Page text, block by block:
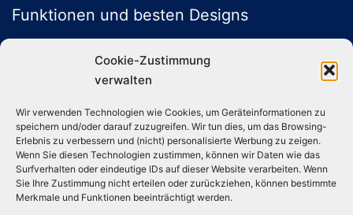
Cookie-Zustimmung
verwalten
Wir verwenden Technologien wie Cookies, um Geräteinformationen zu
speichern und/oder darauf zuzugreifen. Wir tun dies, um das Browsing-
Erlebnis zu verbessern und (nicht) personalisierte Werbung zu zeigen.
Wenn Sie diesen Technologien zustimmen, können wir Daten wie das
Surfverhalten oder eindeutige IDs auf dieser Website verarbeiten. Wenn
Sie Ihre Zustimmung nicht erteilen oder zurückziehen, können bestimmte
Merkmale und Funktionen beeinträchtigt werden.
Funktionen und besten Designs
ABONNIEREN
Folge uns auf Social Media